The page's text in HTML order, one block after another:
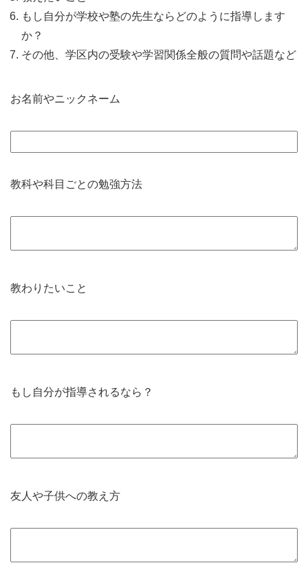
もし自分が学校や塾の先生ならどのように指導します
か？
その他、学区内の受験や学習関係全般の質問や話題など
お名前やニックネーム
教科や科目ごとの勉強方法
教わりたいこと
もし自分が指導されるなら？
友人や子供への教え方